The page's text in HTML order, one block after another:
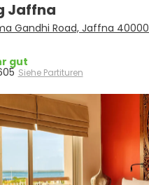
Jaffna
Gandhi Road, Jaffna 40000
gut
Siehe Partituren